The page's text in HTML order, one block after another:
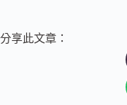
分享此文章：